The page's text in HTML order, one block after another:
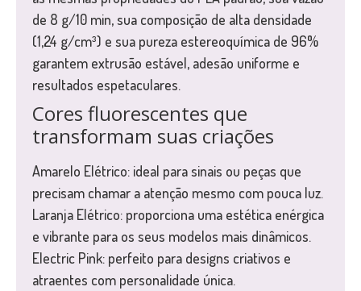
de 8 g/10 min, sua composição de alta densidade
(1,24 g/cm³) e sua pureza estereoquímica de 96%
garantem extrusão estável, adesão uniforme e
resultados espetaculares.
Cores fluorescentes que
transformam suas criações
Amarelo Elétrico: ideal para sinais ou peças que
precisam chamar a atenção mesmo com pouca luz.
Laranja Elétrico: proporciona uma estética enérgica
e vibrante para os seus modelos mais dinâmicos.
Electric Pink: perfeito para designs criativos e
atraentes com personalidade única.